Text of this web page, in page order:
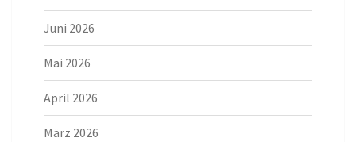
Juni 2026
Mai 2026
April 2026
März 2026